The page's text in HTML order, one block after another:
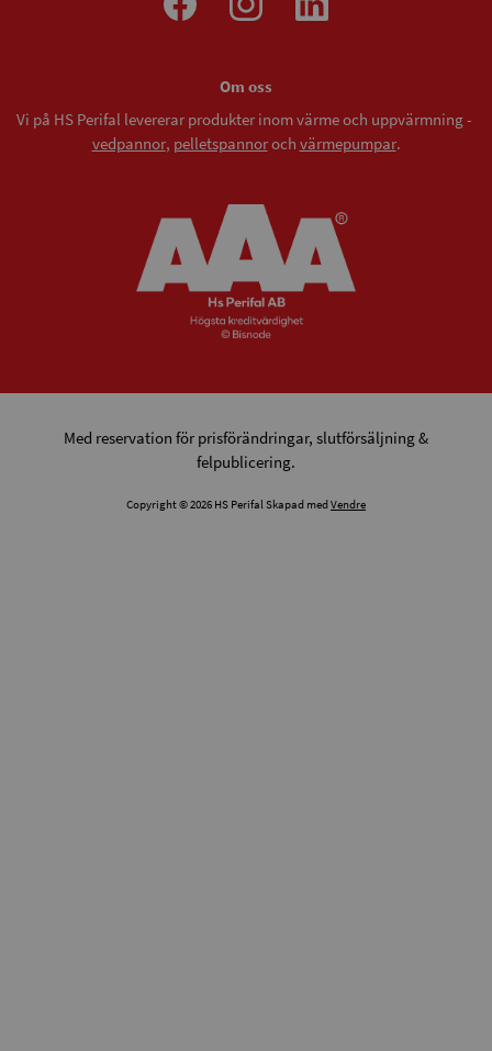
Om oss
Vi på HS Perifal levererar produkter inom värme och uppvärmning -
vedpannor, pelletspannoroch värmepumpar.
Med reservation för prisförändringar, slutförsäljning &
felpublicering.
Copyright © 2026 HS Perifal Skapad medVendre